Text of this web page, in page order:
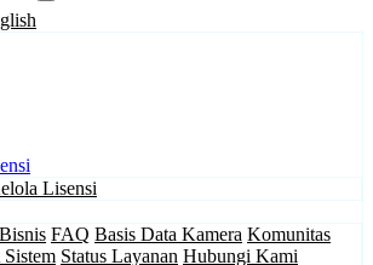
Lisensi
Bisnis FAQ Basis Data Kamera Komunitas
Sistem Status Layanan Hubungi Kami